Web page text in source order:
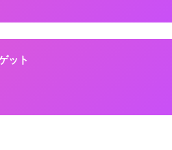
ット